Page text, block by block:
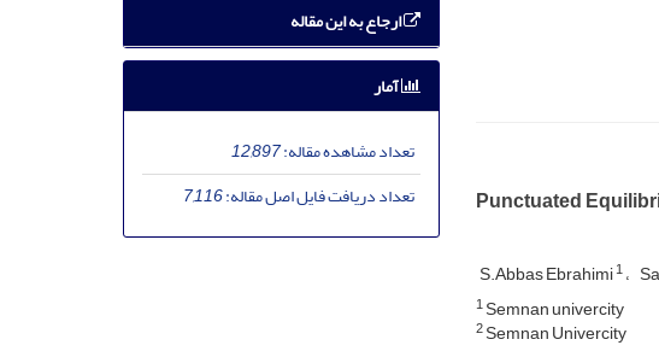
Punctuated
S.Abbas Ebrahimi1
1Semnan univercity
2Semnan Univercity
ارجاع به این مقاله
آمار
تعداد مشاهده مقاله:12,897
تعداد دریافت فایل اصل مقاله:7,116